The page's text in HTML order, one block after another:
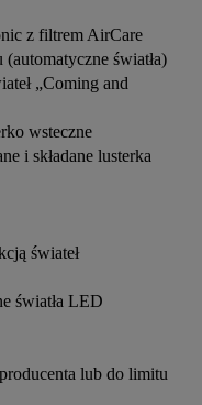
z filtrem AirCare
światła)
„Coming and
wsteczne
i składane lusterka
świateł
światła LED
lub do limitu